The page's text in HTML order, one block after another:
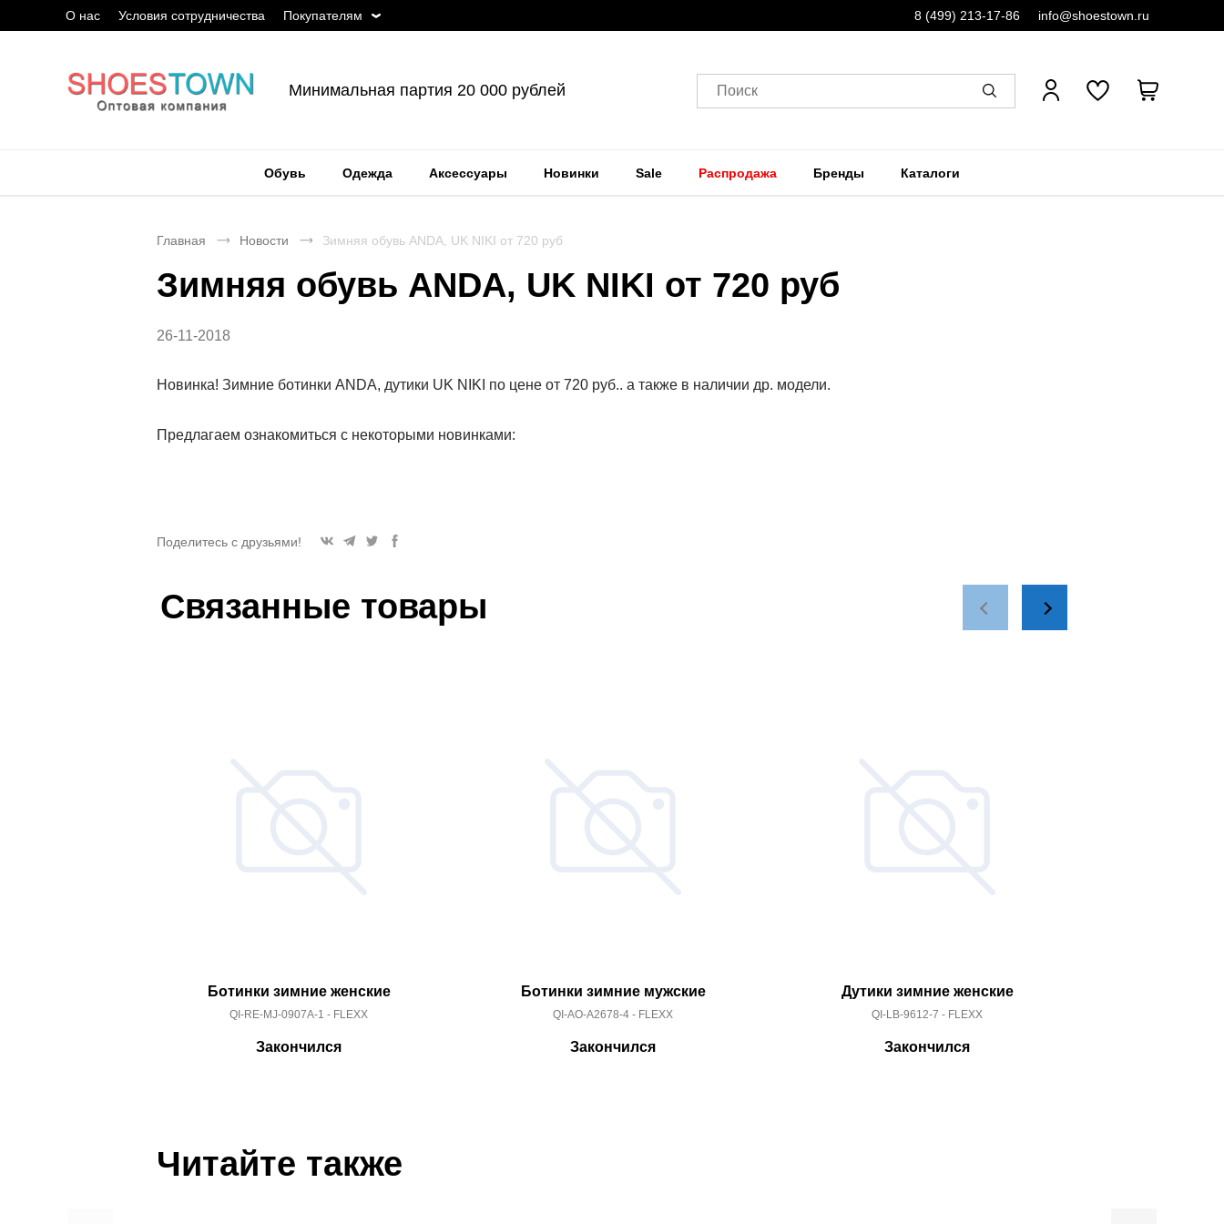
О нас Условия сотрудничества Покупателям 8 (499) 213-17-86 info@shoestown.ru
Минимальная партия 20 000 рублей Поиск
Обувь Одежда Аксессуары Новинки Sale Распродажа Бренды Каталоги
Главная Новости Зимняя обувь ANDA, UK NIKI от 720 руб
Зимняя обувь ANDA, UK NIKI от 720 руб
26-11-2018
Новинка! Зимние ботинки ANDA, дутики UK NIKI по цене от 720 руб.. а также в наличии др. модели.
Предлагаем ознакомиться с некоторыми новинками:
Поделитесь с друзьями!
Связанные товары
Ботинки зимние женские
QI-RE-MJ-0907A-1 - FLEXX
Закончился
Ботинки зимние мужские
QI-AO-A2678-4 - FLEXX
Закончился
Дутики зимние женские
QI-LB-9612-7 - FLEXX
Закончился
Читайте также